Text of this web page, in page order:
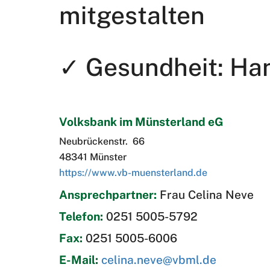
mitgestalten
✓ Gesundheit:
Volksbank im Münsterland eG
Neubrückenstr. 66
48341 Münster
https://www.vb-muensterland.de
Ansprechpartner: Frau Celina Neve
Telefon: 0251 5005-5792
Fax: 0251 5005-6006
E-Mail: celina.neve@vbml.de